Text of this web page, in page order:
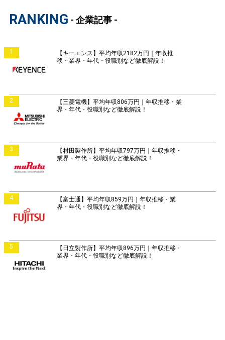
RANKING - 企業記事 -
1
【キーエンス】平均年収2182万円｜年収推
移・業界・年代・役職別など徹底解説！
2
【三菱電機】平均年収806万円｜年収推移・業
界・年代・役職別など徹底解説！
3
【村田製作所】平均年収797万円｜年収推移・
業界・年代・役職別など徹底解説！
4
【富士通】平均年収859万円｜年収推移・業
界・年代・役職別など徹底解説！
5
【日立製作所】平均年収896万円｜年収推移・
業界・年代・役職別など徹底解説！